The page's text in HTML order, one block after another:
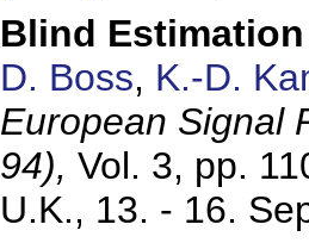
Blind
D. Boss, K.-D.
European Signal
94), Vol. 3, pp.
U.K., 13. - 16.